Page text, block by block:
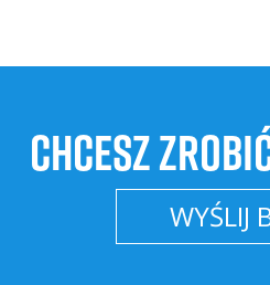
CHCESZ
WYŚLIJ